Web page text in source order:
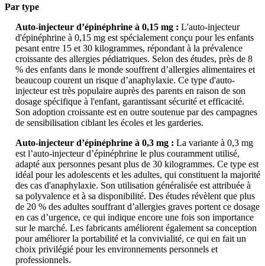
Par type
Auto-injecteur d’épinéphrine à 0,15 mg : L'auto-injecteur
d'épinéphrine à 0,15 mg est spécialement conçu pour les enfants
pesant entre 15 et 30 kilogrammes, répondant à la prévalence
croissante des allergies pédiatriques. Selon des études, près de 8
% des enfants dans le monde souffrent d’allergies alimentaires et
beaucoup courent un risque d’anaphylaxie. Ce type d'auto-
injecteur est très populaire auprès des parents en raison de son
dosage spécifique à l'enfant, garantissant sécurité et efficacité.
Son adoption croissante est en outre soutenue par des campagnes
de sensibilisation ciblant les écoles et les garderies.
Auto-injecteur d’épinéphrine à 0,3 mg : La variante à 0,3 mg
est l’auto-injecteur d’épinéphrine le plus couramment utilisé,
adapté aux personnes pesant plus de 30 kilogrammes. Ce type est
idéal pour les adolescents et les adultes, qui constituent la majorité
des cas d'anaphylaxie. Son utilisation généralisée est attribuée à
sa polyvalence et à sa disponibilité. Des études révèlent que plus
de 20 % des adultes souffrant d’allergies graves portent ce dosage
en cas d’urgence, ce qui indique encore une fois son importance
sur le marché. Les fabricants améliorent également sa conception
pour améliorer la portabilité et la convivialité, ce qui en fait un
choix privilégié pour les environnements personnels et
professionnels.